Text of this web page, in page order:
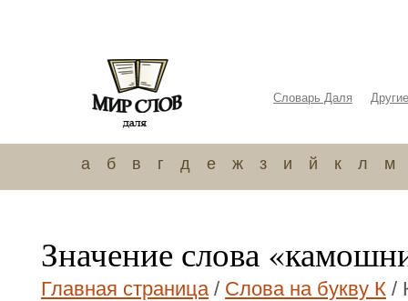
Словарь Даля
а б в г д е ж з и й к л м
Значение слова
Главная страница/ Слова на букву К /